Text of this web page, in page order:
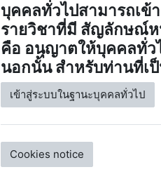
บุคคลทั่วไปสามารถเข้
รายวิชาที่มี สัญลักษณ์
คือ อนุญาตให้บุคคลทั่ว
นอกนั้น สำหรับท่านที่เ
เข้าสู่ระบบในฐานะบุคคลทั่วไป
Cookies notice